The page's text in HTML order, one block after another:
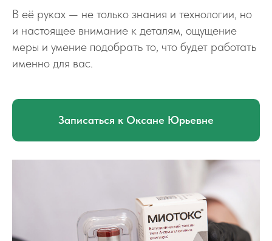
В её руках — не только знания и технологии, но
и настоящее внимание к деталям, ощущение
меры и умение подобрать то, что будет работать
именно для вас.
Записаться к Оксане Юрьевне